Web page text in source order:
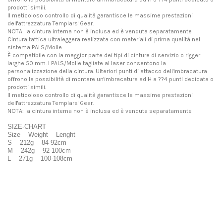
prodotti simili.
Il meticoloso controllo di qualità garantisce le massime prestazioni
dell'attrezzatura Templars' Gear.
NOTA: la cintura interna non è inclusa ed è venduta separatamente
Cintura tattica ultraleggera realizzata con materiali di prima qualità nel
sistema PALS/Molle.
È compatibile con la maggior parte dei tipi di cinture di servizio o rigger
larghe 50 mm. I PALS/Molle tagliate al laser consentono la
personalizzazione della cintura. Ulteriori punti di attacco dell'imbracatura
offrono la possibilità di montare un'imbracatura ad H a ??4 punti dedicata o
prodotti simili.
Il meticoloso controllo di qualità garantisce le massime prestazioni
dell'attrezzatura Templars' Gear.
NOTA: la cintura interna non è inclusa ed è venduta separatamente
SIZE-CHART
Size Weight Lenght
S 212g 84-92cm
M 242g 92-100cm
L 271g 100-108cm